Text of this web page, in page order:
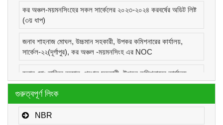
কর অঞ্চল-ময়মনসিংহের সকল সার্কেলের ২০২৩-২০২৪ করবর্ষের অডিট লিষ্ট
(৩য় ধাপ)
জনাব শাহনাজ মোঘল, উচ্চমান সহকারী, উপকর কমিশনারের কার্যালয়,
সার্কেল-২২(দূর্গাপুর), কর অঞ্চল -ময়মনসিংহ এর NOC
জনাব মোঃ হাবিবুর রহমান, প্রধান সহকারী, উপকর কমিশনারের কার্যালয়,
সার্কেল-১(কোম্পানীজ), কর অঞ্চল -ময়মনসিংহ এর NOC
জনাব মোঃ মোরাদুজ্জামান, সাঁট মুদ্রাক্ষরিক কাম-কম্পিউটার অপারেটর, উপকর
কমিশনারের কার্যালয়, সার্কেল-১(কোম্পানীজ), কর অঞ্চল -ময়মনসিংহ এর
গুরুত্বপূর্ণ লিংক
NBR